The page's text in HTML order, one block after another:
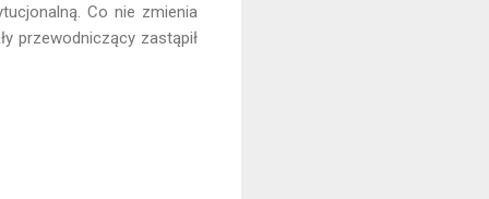
Co nie zmienia
przewodniczący zastąpił